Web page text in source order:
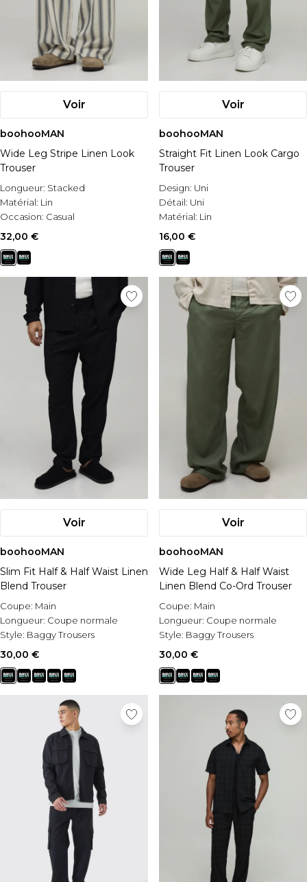
Voir
boohooMAN
Wide Leg Stripe Linen Look
Trouser
Longueur: Stacked
Matérial: Lin
Occasion: Casual
32,00 €
Voir
boohooMAN
Straight Fit Linen Look Cargo
Trouser
Design: Uni
Détail: Uni
Matérial: Lin
16,00 €
Voir
boohooMAN
Slim Fit Half & Half Waist Linen
Blend Trouser
Coupe: Main
Longueur: Coupe normale
Style: Baggy Trousers
30,00 €
Voir
boohooMAN
Wide Leg Half & Half Waist
Linen Blend Co-Ord Trouser
Coupe: Main
Longueur: Coupe normale
Style: Baggy Trousers
30,00 €